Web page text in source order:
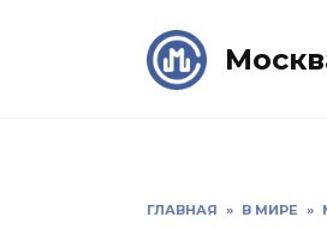
ГЛАВНАЯ » В МИРЕ »